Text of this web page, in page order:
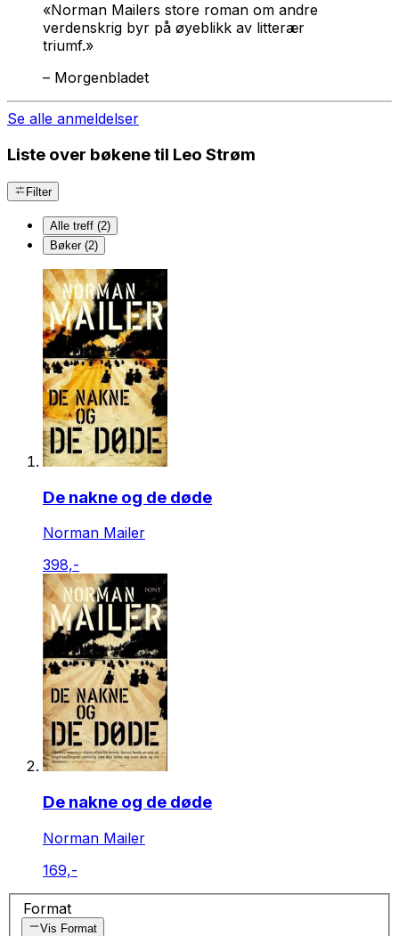
«Norman Mailers store roman om andre
verdenskrig byr på øyeblikk av litterær
triumf.»
– Morgenbladet
Se alle anmeldelser
Liste over bøkene til Leo Strøm
Filter
Alle treff (2)
Bøker (2)
De nakne og de døde
Norman Mailer
398,-
De nakne og de døde
Norman Mailer
169,-
Format
Vis Format